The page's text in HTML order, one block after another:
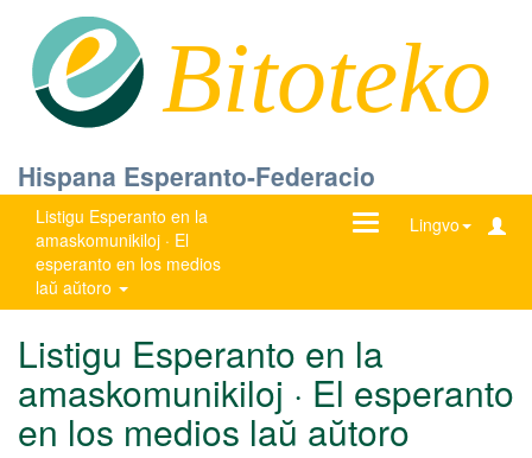
Bitoteko
Hispana Esperanto-Federacio
Listigu Esperanto en la
amaskomunikiloj · El
esperanto en los medios
laŭ aŭtoro
Lingvo
Ŝanĝu
Listigu Esperanto en la
amaskomunikiloj · El esperanto
en los medios laŭ aŭtoro